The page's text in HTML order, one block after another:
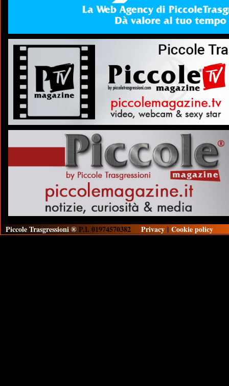
Piccole Trasgressioni ® P.I. 01974570382 Privacy | Cookie policy